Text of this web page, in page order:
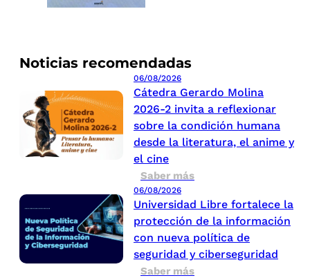
Noticias recomendadas
06/08/2026
Cátedra Gerardo Molina
2026-2 invita a reflexionar
sobre la condición humana
desde la literatura, el anime y
el cine
Saber más
06/08/2026
Universidad Libre fortalece la
protección de la información
con nueva política de
seguridad y ciberseguridad
Saber más